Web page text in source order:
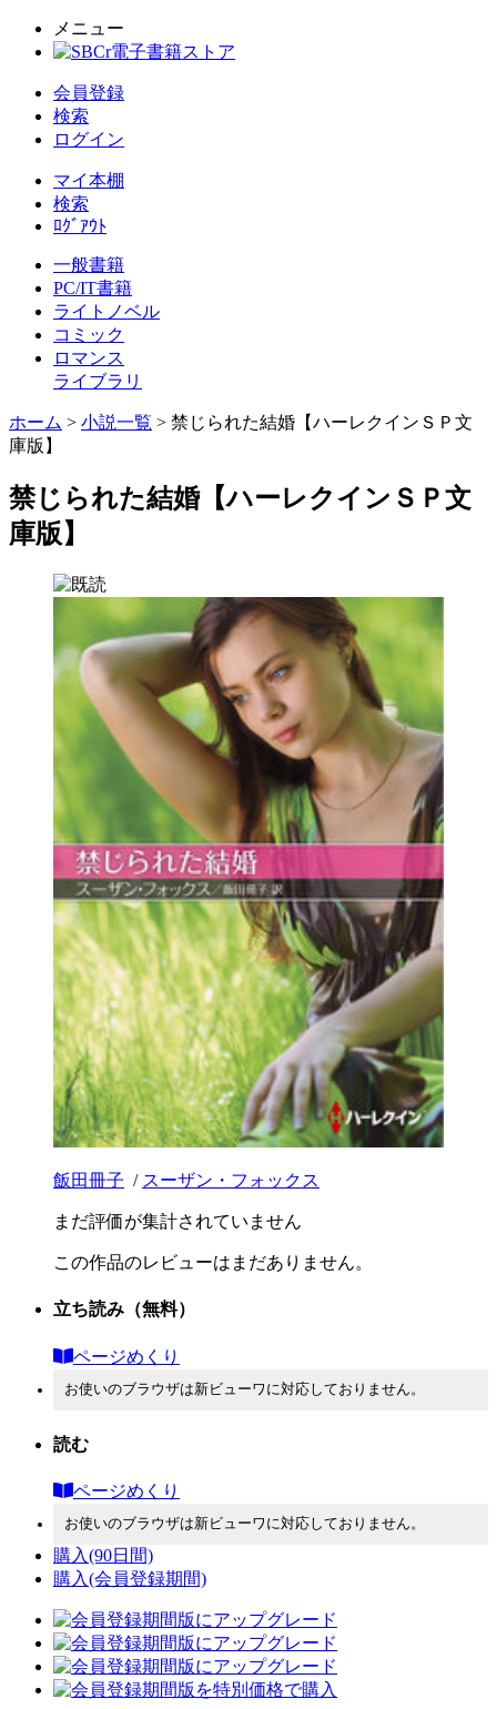
メニュー
会員登録
検索
ログイン
マイ本棚
検索
ﾛｸﾞｱｳﾄ
一般書籍
PC/IT書籍
ライトノベル
コミック
ロマンス
ライブラリ
ホーム > 小説一覧 > 禁じられた結婚【ハーレクインＳＰ文
庫版】
禁じられた結婚【ハーレクインＳＰ文
庫版】
飯田冊子 / スーザン・フォックス
まだ評価が集計されていません
この作品のレビューはまだありません。
立ち読み （無料）
ページめくり
お使いのブラウザは新ビューワに対応しておりません。
読む
ページめくり
お使いのブラウザは新ビューワに対応しておりません。
購入(90日間)
購入(会員登録期間)